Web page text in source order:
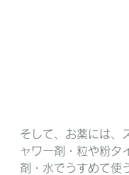
そして、お薬には、
ャワー剤・粒や粉タ
剤・水でうすめて使